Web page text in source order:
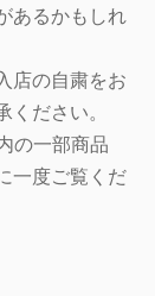
あるかもしれ
店の自粛をお
ださい。
の一部商品
一度ご覧くだ